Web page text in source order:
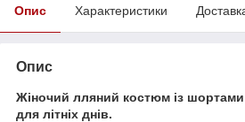
Опис Характеристики
Опис
Жіночий лляний костюм із
для літніх днів.